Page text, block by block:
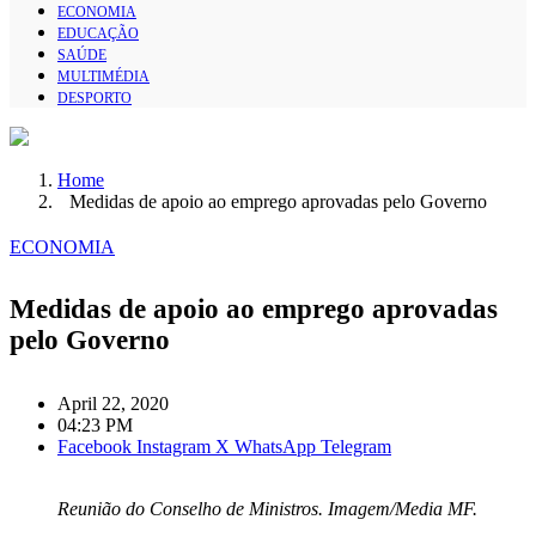
ECONOMIA
EDUCAÇÃO
SAÚDE
MULTIMÉDIA
DESPORTO
Home
Medidas de apoio ao emprego aprovadas pelo Governo
ECONOMIA
Medidas de apoio ao emprego aprovadas
pelo Governo
April 22, 2020
04:23 PM
Facebook Instagram X WhatsApp Telegram
Reunião do Conselho de Ministros. Imagem/Media MF.